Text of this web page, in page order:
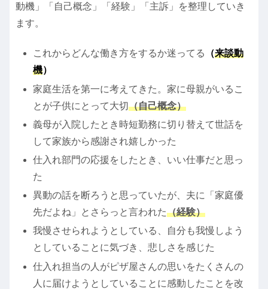
動機」「自己概念」「経験」「主訴」を整理していき
ます。
これからどんな働き方をするか迷ってる （来談動
機）
家庭生活を第一に考えてきた。家に母親がいるこ
とが子供にとって大切（自己概念）
義母が入院したとき時短勤務に切り替えて世話を
して家族から感謝され嬉しかった
仕入れ部門の応援をしたとき、いい仕事だと思っ
た
異動の話を断ろうと思っていたが、夫に「家庭優
先だよね」とさらっと言われた（経験）
我慢させられようとしている、自分も我慢しよう
としていることに気づき、悲しさを感じた
仕入れ担当の人がピザ屋さんの思いをたくさんの
人に届けようとしていることに感動したことを改